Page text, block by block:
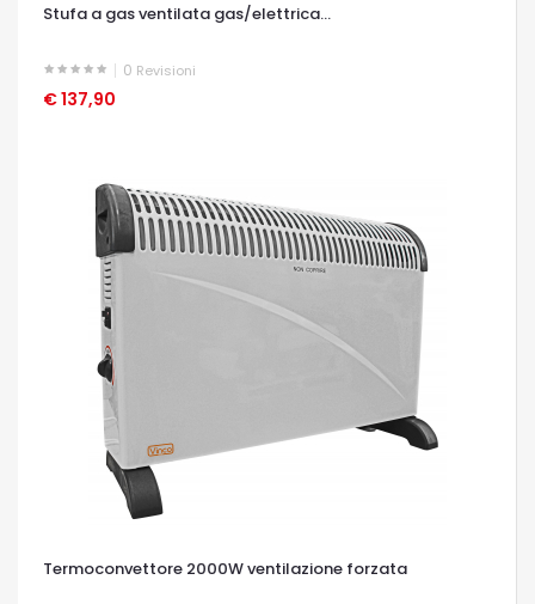
Stufa a gas ventilata gas/elettrica...
0 Revisioni
€ 137,90
OCCHIATA VELOCE
Termoconvettore 2000W ventilazione forzata